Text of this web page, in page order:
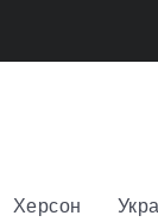
Херсон